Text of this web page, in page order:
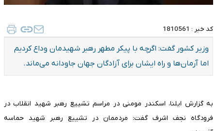
کد خبر : 1810561
وزیر کشور گفت: اگرچه با پیکر مطهر رهبر شهیدمان وداع کردیم
اما آرمان‌ها و راه ایشان برای آزادگان جهان جاودانه می‌ماند.
به گزارش ایلنا، اسکندر مومنی در مراسم تشییع رهبر شهید انقلاب در
فرودگاه نجف اشرف گفت: مردممان در تشییع رهبر شهید حماسه